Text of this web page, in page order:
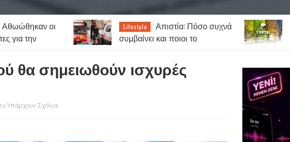
Αθωώθηκαν οι
για την
Lifestyle
Απιστία: Πόσο συχνά
συμβαίνει και ποιοι το
θα σημειωθούν ισχυρές
Υπάρχουν Σχόλια